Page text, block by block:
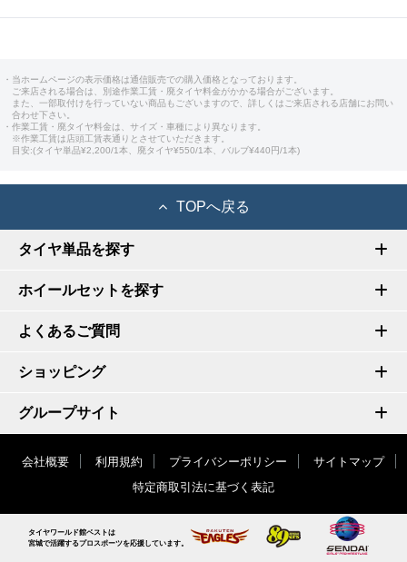
・当ホームページの表示価格は通信販売での購入価格となっております。
ご来店される場合は、別途作業工賃・廃タイヤ料金がかかる場合がございます。
また、一部取付けを行っていない商品もございますので、詳しくはご来店される店舗にお問い
合わせ下さい。
・作業工賃・廃タイヤ料金は、サイズ・車種により異なります。
※作業工賃は店頭工賃表通りとさせていただきます。
目安:(タイヤ単品¥2,200/1本、廃タイヤ¥550/1本、バルブ¥440円/1本)
TOPへ戻る
タイヤ単品を探す
ホイールセットを探す
よくあるご質問
ショッピング
グループサイト
会社概要 利用規約 プライバシーポリシー
サイトマップ
特定商取引法に基づく表記
タイヤワールド館ベストは
宮城で活躍するプロスポーツを応援しています。